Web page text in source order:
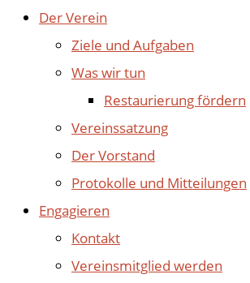
Der Verein
Ziele und Aufgaben
Was wir tun
Restaurierung fördern
Vereinssatzung
Der Vorstand
Protokolle und Mitteilungen
Engagieren
Kontakt
Vereinsmitglied werden